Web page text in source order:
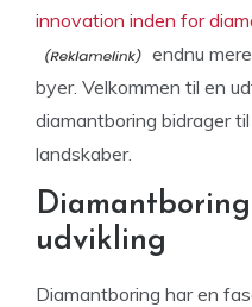
innovation inden for
endnu
byer. Velkommen til en
diamantboring bidrager
landskaber.
udvikling
Diamantboring har en